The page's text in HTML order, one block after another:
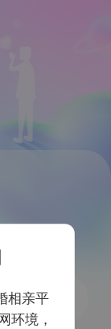
相亲平
环境，